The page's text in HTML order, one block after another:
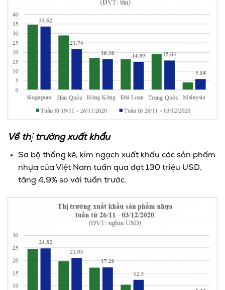
Về thị trường xuất khẩu
Sơ bộ thống kê, kim ngạch xuất khẩu các sản phẩm
nhựa của Việt Nam tuần qua đạt 130 triệu USD,
tăng 4,9% so với tuần trước.